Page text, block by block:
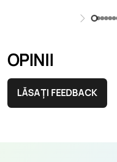
OPINII
LĂSAȚI FEEDBACK